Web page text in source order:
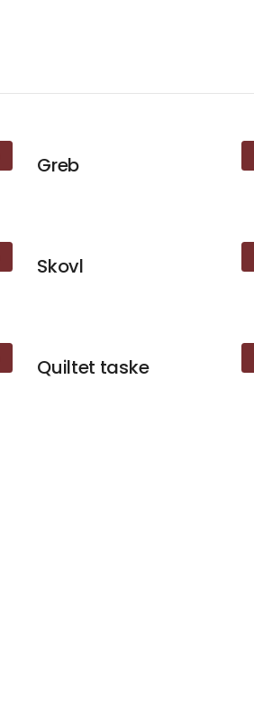
Greb
Skovl
Quiltet taske